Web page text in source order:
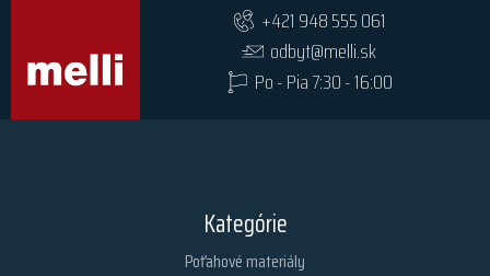
+421 948 555 061
odbyt@melli.sk
Po - Pia 7:30 - 16:00
Kategórie
Poťahové materiály